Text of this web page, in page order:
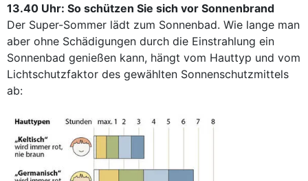
13.40 Uhr: So schützen Sie sich vor Sonnenbrand
Der Super-Sommer lädt zum Sonnenbad. Wie lange man
aber ohne Schädigungen durch die Einstrahlung ein
Sonnenbad genießen kann, hängt vom Hauttyp und vom
Lichtschutzfaktor des gewählten Sonnenschutzmittels
ab: